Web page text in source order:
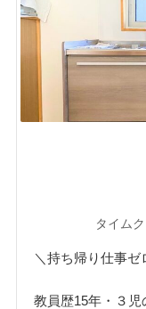
タイム
＼持ち帰り仕事ゼ
教員歴15年・３児